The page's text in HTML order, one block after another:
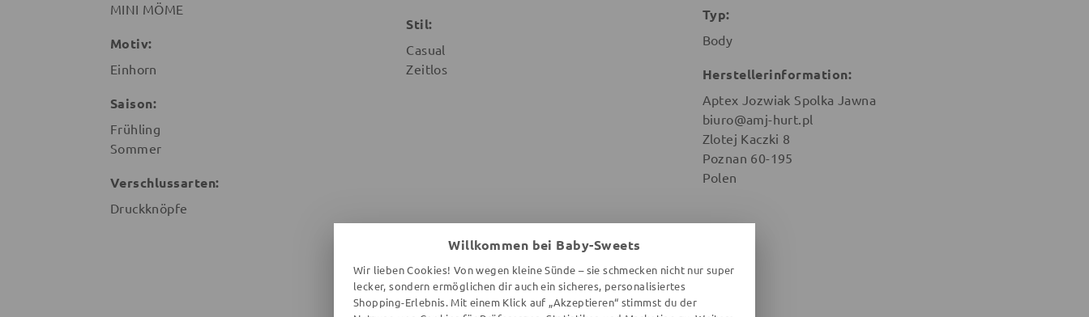
MINI MÖME
Motiv:
Einhorn
Saison:
Frühling
Sommer
Verschlussarten:
Druckknöpfe
Stil:
Casual
Zeitlos
Typ:
Body
Herstellerinformation:
Aptex Jozwiak Spolka Jawna
biuro@amj-hurt.pl
Zlotej Kaczki 8
Poznan 60-195
Polen
Willkommen bei Baby-Sweets
Wir lieben Cookies! Von wegen kleine Sünde – sie schmecken nicht nur super
lecker, sondern ermöglichen dir auch ein sicheres, personalisiertes
Shopping-Erlebnis. Mit einem Klick auf „Akzeptieren“ stimmst du der